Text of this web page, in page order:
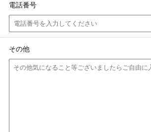
電話番号
その他